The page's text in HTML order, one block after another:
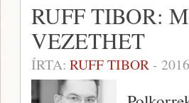
RUFF TIBOR:
VEZETHET
ÍRTA: RUFF TIBOR-